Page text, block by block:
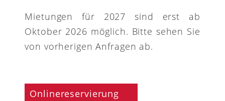
Mietungen für 2027 sind erst ab
Oktober 2026 möglich. Bitte sehen Sie
von vorherigen Anfragen ab.
Onlinereservierung